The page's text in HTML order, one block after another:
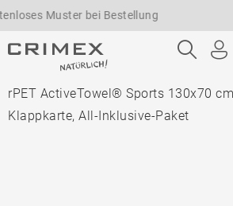
Muster bei Bestellung
rPET ActiveTowel® Sports 130x70
Klappkarte, All-Inklusive-Paket